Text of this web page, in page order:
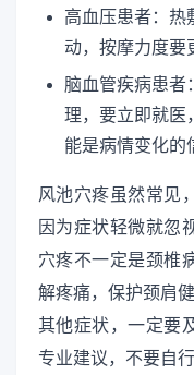
高血压患者：热
动，按摩力度要
脑血管疾病患者
理，要立即就医
能是病情变化的
风池穴疼虽然常见
因为症状轻微就忽
穴疼不一定是颈椎
解疼痛，保护颈肩
其他症状，一定要
专业建议，不要自